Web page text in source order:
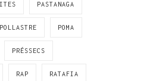
PASTANAGA
POLLASTRE POMA
PRÉSSECS
RAP RATAFIA